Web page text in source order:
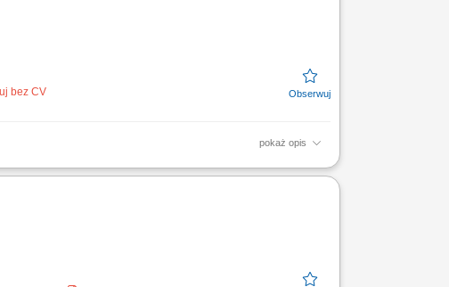
bez CV
pokaż opis
SN zgodnie z dokumentacją techniczną,